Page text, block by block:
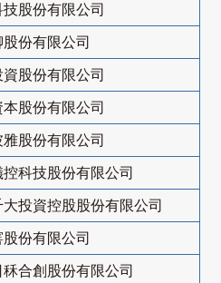
股份有限公司
份有限公司
股份有限公司
股份有限公司
股份有限公司
控科技股份有限公司
大投資控股股份有限公司
份有限公司
合創股份有限公司